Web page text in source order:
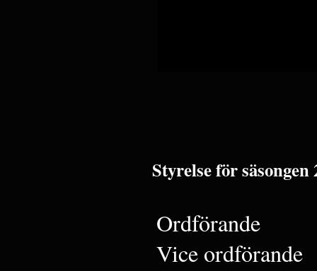
Styrelse för säsongen
Ordförande
Vice ordförande